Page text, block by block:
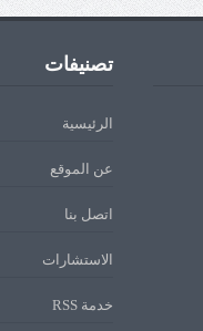
تصنيفات
الرئيسية
عن الموقع
اتصل بنا
الاستشارات
خدمة RSS